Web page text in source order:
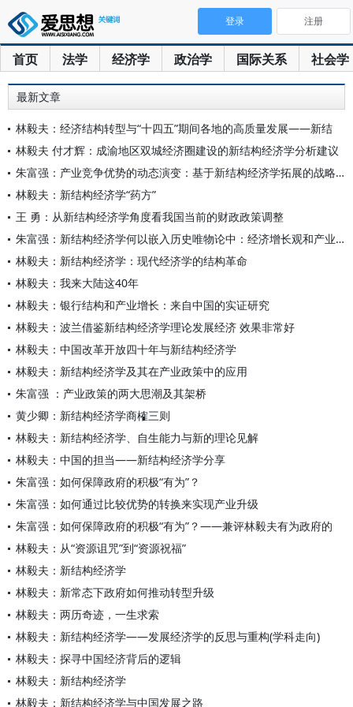
首页 法学 经济学 政治学 国际关系 社会学
登录 注册
最新文章
林毅夫：经济结构转型与“十四五”期间各地的高质量发展——新结
林毅夫 付才辉：成渝地区双城经济圈建设的新结构经济学分析建议
朱富强：产业竞争优势的动态演变：基于新结构经济学拓展的战略模
林毅夫：新结构经济学“药方”
王 勇：从新结构经济学角度看我国当前的财政政策调整
朱富强：新结构经济学何以嵌入历史唯物论中：经济增长观和产业政
林毅夫：新结构经济学：现代经济学的结构革命
林毅夫：我来大陆这40年
林毅夫：银行结构和产业增长：来自中国的实证研究
林毅夫：波兰借鉴新结构经济学理论发展经济 效果非常好
林毅夫：中国改革开放四十年与新结构经济学
林毅夫：新结构经济学及其在产业政策中的应用
朱富强 ：产业政策的两大思潮及其架桥
黄少卿：新结构经济学商榷三则
林毅夫：新结构经济学、自生能力与新的理论见解
林毅夫：中国的担当——新结构经济学分享
朱富强：如何保障政府的积极“有为”？
朱富强：如何通过比较优势的转换来实现产业升级
朱富强：如何保障政府的积极“有为”？——兼评林毅夫有为政府的
林毅夫：从“资源诅咒”到“资源祝福”
林毅夫：新结构经济学
林毅夫：新常态下政府如何推动转型升级
林毅夫：两历奇迹，一生求索
林毅夫：新结构经济学——发展经济学的反思与重构(学科走向)
林毅夫：探寻中国经济背后的逻辑
林毅夫：新结构经济学
林毅夫：新结构经济学与中国发展之路